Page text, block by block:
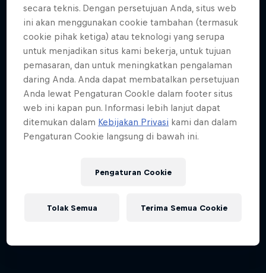
secara teknis. Dengan persetujuan Anda, situs web
ini akan menggunakan cookie tambahan (termasuk
cookie pihak ketiga) atau teknologi yang serupa
untuk menjadikan situs kami bekerja, untuk tujuan
pemasaran, dan untuk meningkatkan pengalaman
daring Anda. Anda dapat membatalkan persetujuan
Anda lewat Pengaturan CookIe dalam footer situs
web ini kapan pun. Informasi lebih lanjut dapat
ditemukan dalam Kebijakan Privasi kami dan dalam
Pengaturan Cookie langsung di bawah ini.
Pengaturan Cookie
Tolak Semua Terima Semua Cookie